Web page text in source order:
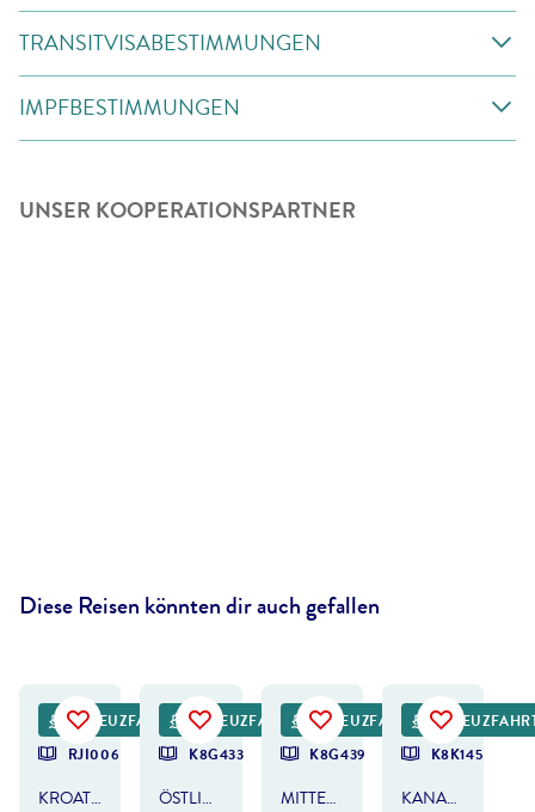
TRANSITVISABESTIMMUNGEN
IMPFBESTIMMUNGEN
UNSER KOOPERATIONSPARTNER
Diese Reisen könnten dir auch gefallen
KREUZFAHRT
RJI006
KROATIEN - BOAT & BIKE
KREUZFAHRT
K8G433
ÖSTLICHES MITTELMEER
KREUZFAHRT
K8G439
MITTELMEER - ITALIEN & MALTA
K8K145
KANAREN & MADEIRA